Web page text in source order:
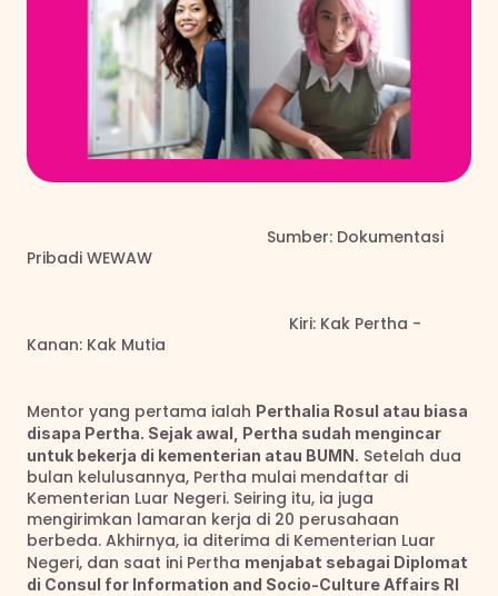
Pribadi WEWAW
Kanan: Kak Mutia
Mentor yang pertama ialah Perthalia Rosul atau biasa
disapa Pertha. Sejak awal, Pertha sudah mengincar
untuk bekerja di kementerian atau BUMN. Setelah dua
bulan kelulusannya, Pertha mulai mendaftar di
Kementerian Luar Negeri. Seiring itu, ia juga
mengirimkan lamaran kerja di 20 perusahaan
berbeda. Akhirnya, ia diterima di Kementerian Luar
Negeri, dan saat ini Pertha menjabat sebagai Diplomat
di Consul for Information and Socio-Culture Affairs RI